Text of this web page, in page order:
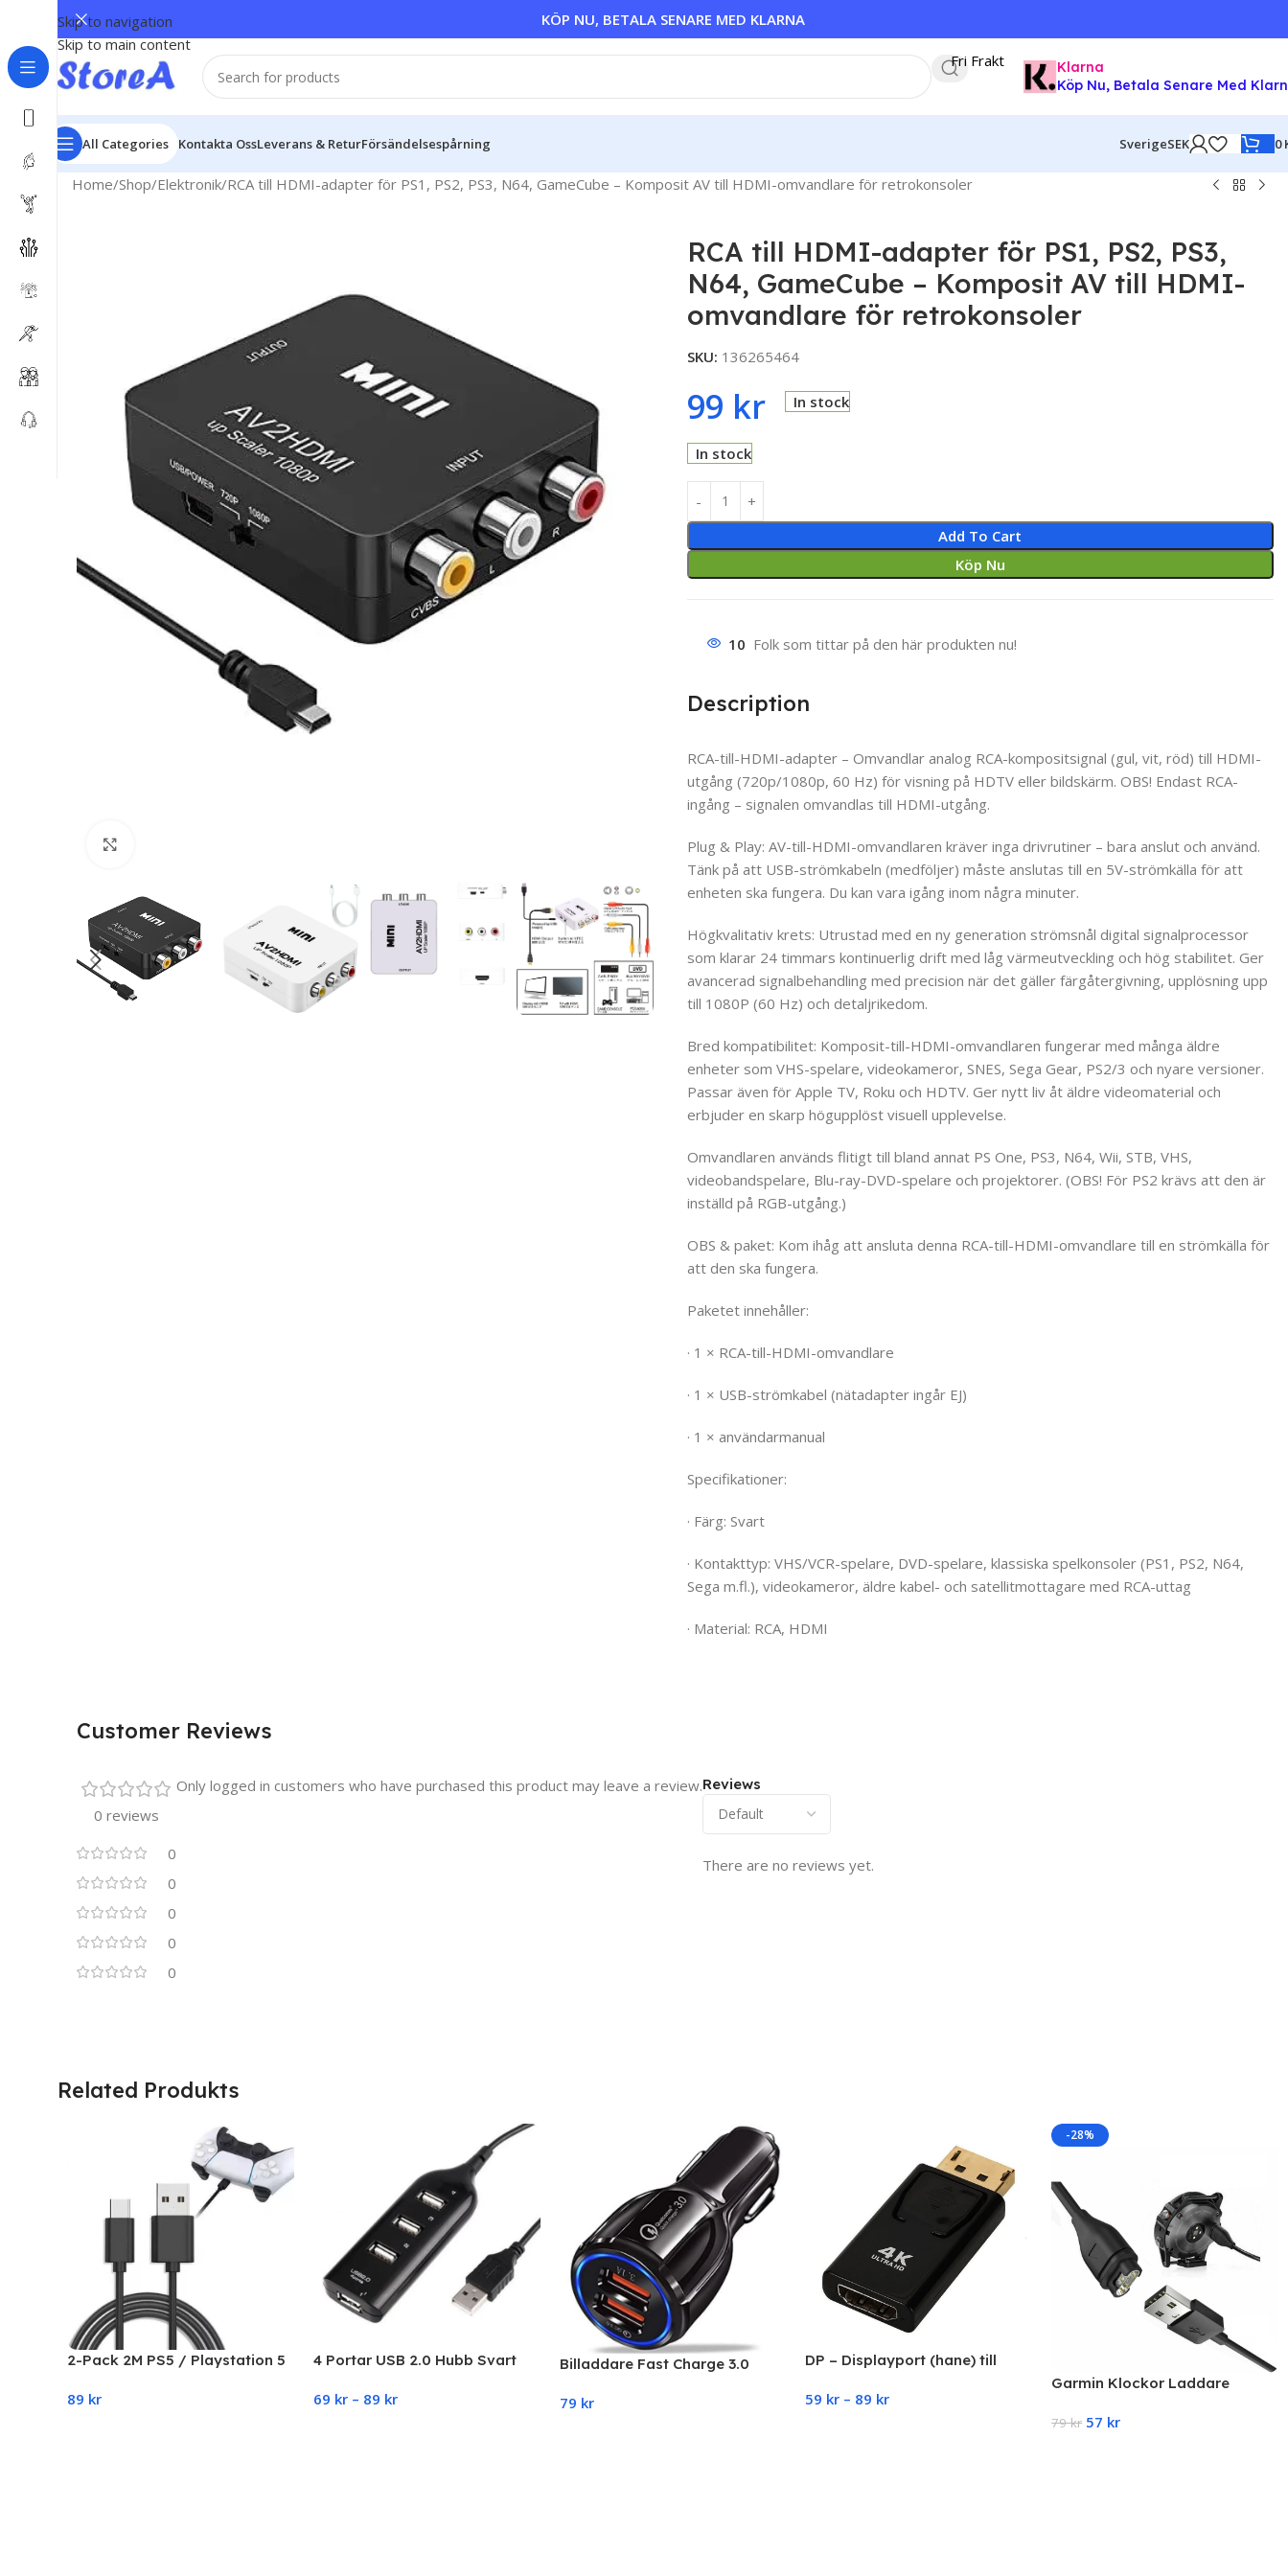
Skip to navigation
Skip to main content
KÖP NU, BETALA SENARE MED KLARNA
Fri Frakt
Klarna
Köp Nu, Betala Senare Med
All Categories Kontakta OssLeverans & ReturFörsändelsespårning SverigeSEK 0
Home Shop Elektronik RCA till HDMI-adapter för PS1, PS2, PS3, N64, GameCube – Komposit AV till HDMI-omvandlare för retrokonsoler
RCA till HDMI-adapter för PS1, PS2, PS3,
N64, GameCube – Komposit AV till HDMI-
omvandlare för retrokonsoler
SKU: 136265464
99 kr In stock
In stock
Add To Cart
Köp Nu
10 Folk som tittar på den här produkten nu!
Description
RCA-till-HDMI-adapter – Omvandlar analog RCA-kompositsignal (gul, vit, röd) till HDMI-
utgång (720p/1080p, 60 Hz) för visning på HDTV eller bildskärm. OBS! Endast RCA-
ingång – signalen omvandlas till HDMI-utgång.
Plug & Play: AV-till-HDMI-omvandlaren kräver inga drivrutiner – bara anslut och använd.
Tänk på att USB-strömkabeln (medföljer) måste anslutas till en 5V-strömkälla för att
enheten ska fungera. Du kan vara igång inom några minuter.
Högkvalitativ krets: Utrustad med en ny generation strömsnål digital signalprocessor
som klarar 24 timmars kontinuerlig drift med låg värmeutveckling och hög stabilitet. Ger
avancerad signalbehandling med precision när det gäller färgåtergivning, upplösning upp
till 1080P (60 Hz) och detaljrikedom.
Bred kompatibilitet: Komposit-till-HDMI-omvandlaren fungerar med många äldre
enheter som VHS-spelare, videokameror, SNES, Sega Gear, PS2/3 och nyare versioner.
Passar även för Apple TV, Roku och HDTV. Ger nytt liv åt äldre videomaterial och
erbjuder en skarp högupplöst visuell upplevelse.
Omvandlaren används flitigt till bland annat PS One, PS3, N64, Wii, STB, VHS,
videobandspelare, Blu-ray-DVD-spelare och projektorer. (OBS! För PS2 krävs att den är
inställd på RGB-utgång.)
OBS & paket: Kom ihåg att ansluta denna RCA-till-HDMI-omvandlare till en strömkälla för
att den ska fungera.
Paketet innehåller:
· 1 × RCA-till-HDMI-omvandlare
· 1 × USB-strömkabel (nätadapter ingår EJ)
· 1 × användarmanual
Specifikationer:
· Färg: Svart
· Kontakttyp: VHS/VCR-spelare, DVD-spelare, klassiska spelkonsoler (PS1, PS2, N64,
Sega m.fl.), videokameror, äldre kabel- och satellitmottagare med RCA-uttag
· Material: RCA, HDMI
Customer Reviews
0 reviews
0
0
0
0
0
Reviews
There are no reviews yet.
Only logged in customers who have purchased this product may leave a review.
Related Produkts
2-Pack 2M PS5 / Playstation 5
89 kr
4 Portar USB 2.0 Hubb Svart
69 kr – 89 kr
Billaddare Fast Charge 3.0
79 kr
DP – Displayport (hane) till
59 kr – 89 kr
-28%
Garmin Klockor Laddare
79kr 57 kr